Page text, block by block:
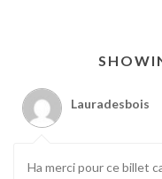
Lauradesbois
Ha merci pour ce billet